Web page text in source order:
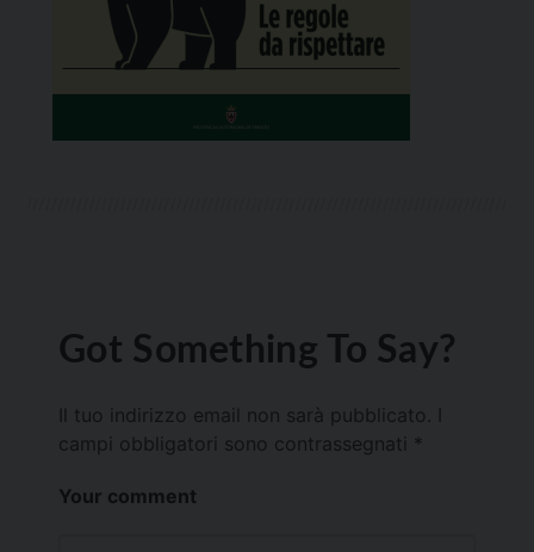
Got Something To Say?
Il tuo indirizzo email non sarà pubblicato.
campi obbligatori sono contrassegnati *
Your comment